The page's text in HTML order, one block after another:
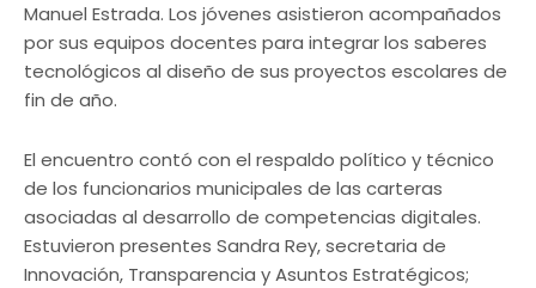
Manuel Estrada. Los jóvenes asistieron acompañados
por sus equipos docentes para integrar los saberes
tecnológicos al diseño de sus proyectos escolares de
fin de año.
El encuentro contó con el respaldo político y técnico
de los funcionarios municipales de las carteras
asociadas al desarrollo de competencias digitales.
Estuvieron presentes Sandra Rey, secretaria de
Innovación, Transparencia y Asuntos Estratégicos;